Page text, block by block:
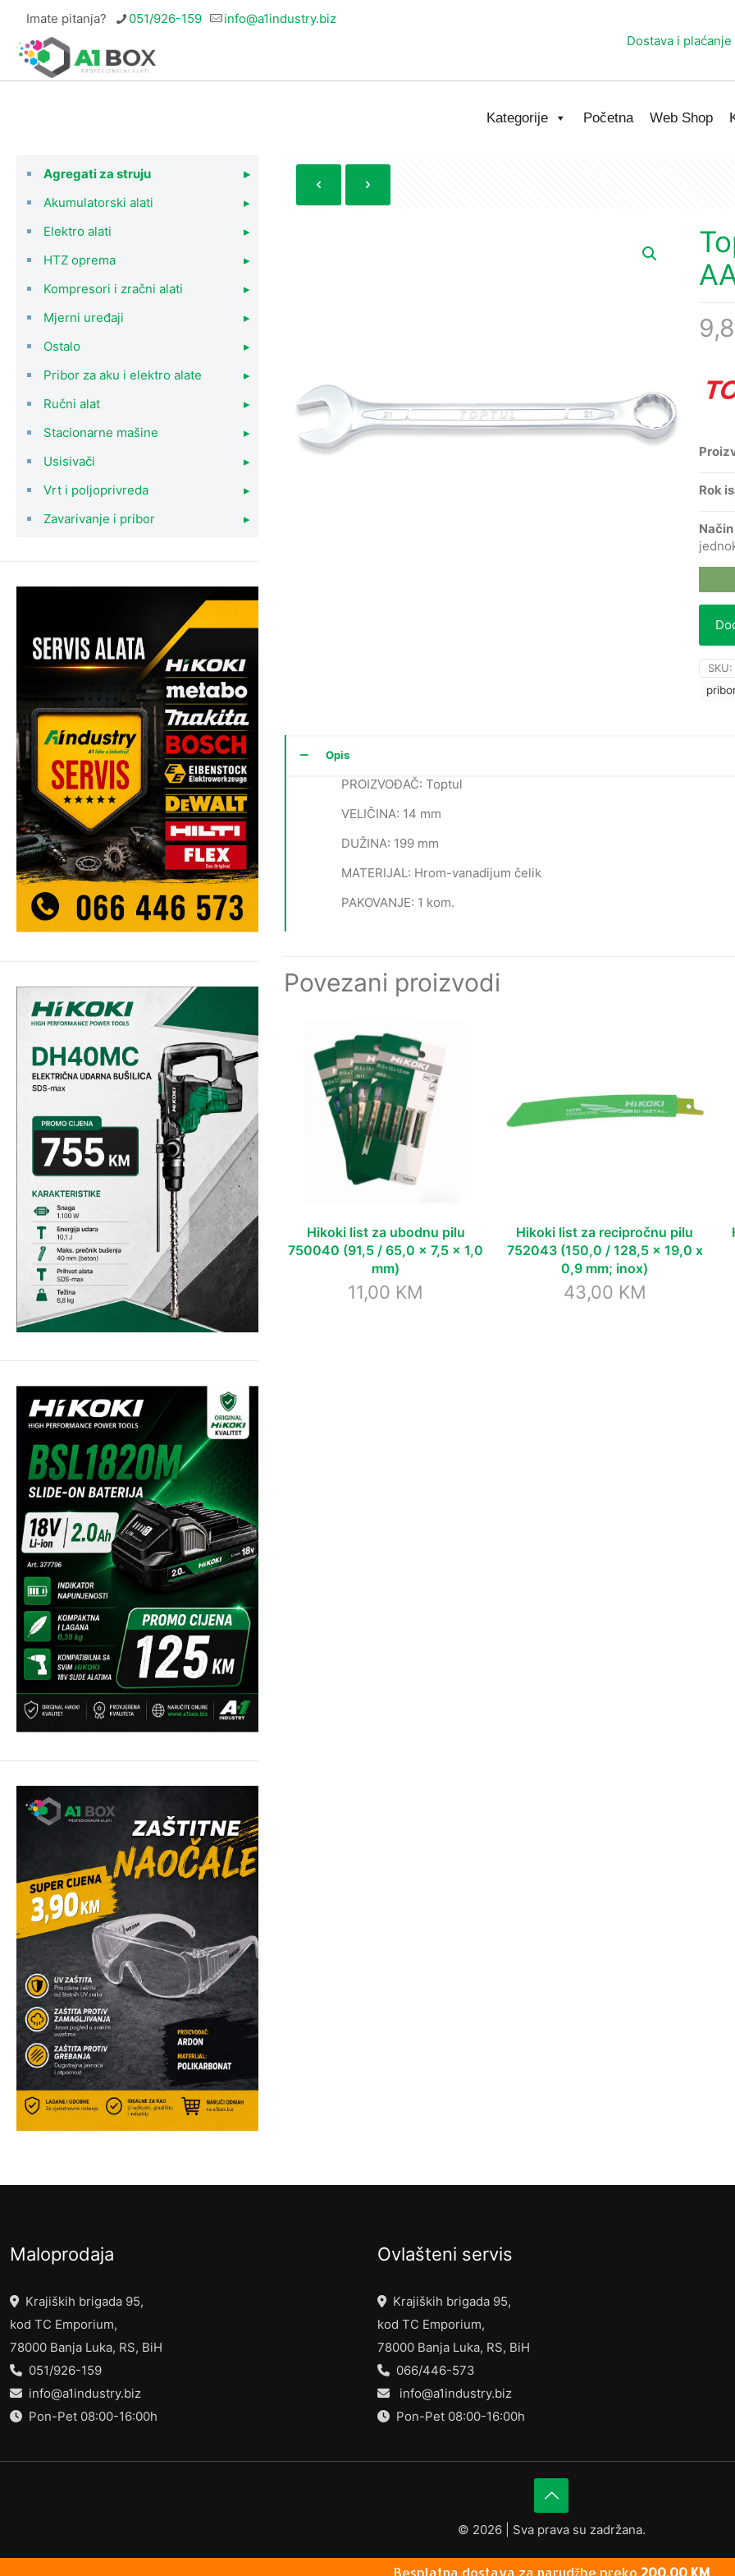
Imate pitanja? 051/926-159
info@a1industry.biz
Dostava i plaćanje
Kategorije Početna Web Shop
Rok
SKU:
Opis
PROIZVOĐAČ: Toptul
VELIČINA: 14 mm
DUŽINA: 199 mm
MATERIJAL: Hrom-vanadijum čelik
PAKOVANJE: 1 kom.
Povezani proizvodi
Hikoki list za ubodnu pilu
750040 (91,5 / 65,0 x 7,5 x 1,0
mm)
11,00 KM
Hikoki list za recipročnu pilu
752043 (150,0 / 128,5 x 19,0 x
0,9 mm; inox)
43,00 KM
Agregati za struju
▸
Akumulatorski alati
▸
Elektro alati
▸
HTZ oprema
▸
Kompresori i zračni alati
▸
Mjerni uređaji
▸
Ostalo
▸
Pribor za aku i elektro alate
▸
Ručni alat
▸
Stacionarne mašine
▸
Usisivači
▸
Vrt i poljoprivreda
▸
Zavarivanje i pribor
▸
Maloprodaja
Krajiških brigada 95,
kod TC Emporium,
78000 Banja Luka, RS, BiH
051/926-159
info@a1industry.biz
Pon-Pet 08:00-16:00h
Ovlašteni servis
Krajiških brigada 95,
kod TC Emporium,
78000 Banja Luka, RS, BiH
066/446-573
info@a1industry.biz
Pon-Pet 08:00-16:00h
© 2026 | Sva prava su zadržana.
Besplatna dostava za narudžbe preko 200,00 KM